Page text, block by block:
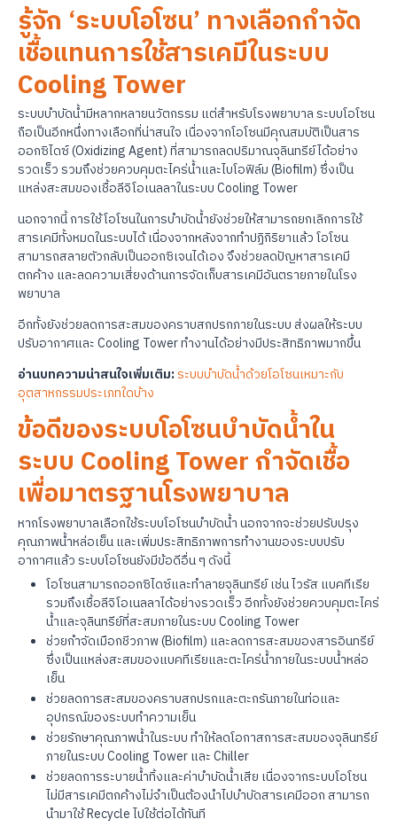
รู้จัก ‘ระบบโอโซน’ ทางเลือกกำจัด
เชื้อแทนการใช้สารเคมีในระบบ
Cooling Tower
ระบบบำบัดน้ำมีหลากหลายนวัตกรรม แต่สำหรับโรงพยาบาล ระบบโอโซน
ถือเป็นอีกหนึ่งทางเลือกที่น่าสนใจ เนื่องจากโอโซนมีคุณสมบัติเป็นสาร
ออกซิไดซ์ (Oxidizing Agent) ที่สามารถลดปริมาณจุลินทรีย์ได้อย่าง
รวดเร็ว รวมถึงช่วยควบคุมตะไคร่น้ำและไบโอฟิล์ม (Biofilm) ซึ่งเป็น
แหล่งสะสมของเชื้อลีจิโอเนลลาในระบบ Cooling Tower
นอกจากนี้ การใช้โอโซนในการบำบัดน้ำยังช่วยให้สามารถยกเลิกการใช้
สารเคมีทั้งหมดในระบบได้ เนื่องจากหลังจากทำปฏิกิริยาแล้ว โอโซน
สามารถสลายตัวกลับเป็นออกซิเจนได้เอง จึงช่วยลดปัญหาสารเคมี
ตกค้าง และลดความเสี่ยงด้านการจัดเก็บสารเคมีอันตรายภายในโรง
พยาบาล
อีกทั้งยังช่วยลดการสะสมของคราบสกปรกภายในระบบ ส่งผลให้ระบบ
ปรับอากาศและ Cooling Tower ทำงานได้อย่างมีประสิทธิภาพมากขึ้น
อ่านบทความน่าสนใจเพิ่มเติม:ระบบบำบัดน้ำด้วยโอโซนเหมาะกับ
อุตสาหกรรมประเภทใดบ้าง
ข้อดีของระบบโอโซนบำบัดน้ำใน
ระบบ Cooling Tower กำจัดเชื้อ
เพื่อมาตรฐานโรงพยาบาล
หากโรงพยาบาลเลือกใช้ระบบโอโซนบำบัดน้ำ นอกจากจะช่วยปรับปรุง
คุณภาพน้ำหล่อเย็น และเพิ่มประสิทธิภาพการทำงานของระบบปรับ
อากาศแล้ว ระบบโอโซนยังมีข้อดีอื่น ๆ ดังนี้
โอโซนสามารถออกซิไดซ์และทำลายจุลินทรีย์ เช่น ไวรัส แบคทีเรีย
รวมถึงเชื้อลีจิโอเนลลาได้อย่างรวดเร็ว อีกทั้งยังช่วยควบคุมตะไคร่
น้ำและจุลินทรีย์ที่สะสมภายในระบบ Cooling Tower
ช่วยกำจัดเมือกชีวภาพ (Biofilm) และลดการสะสมของสารอินทรีย์
ซึ่งเป็นแหล่งสะสมของแบคทีเรียและตะไคร่น้ำภายในระบบน้ำหล่อ
เย็น
ช่วยลดการสะสมของคราบสกปรกและตะกรันภายในท่อและ
อุปกรณ์ของระบบทำความเย็น
ช่วยรักษาคุณภาพน้ำในระบบ ทำให้ลดโอกาสการสะสมของจุลินทรีย์
ภายในระบบ Cooling Tower และ Chiller
ช่วยลดการระบายน้ำทิ้งและค่าบำบัดน้ำเสีย เนื่องจากระบบโอโซน
ไม่มีสารเคมีตกค้างไม่จำเป็นต้องนำไปบำบัดสารเคมีออก สามารถ
นำมาใช้ Recycle ไปใช้ต่อได้ทันที